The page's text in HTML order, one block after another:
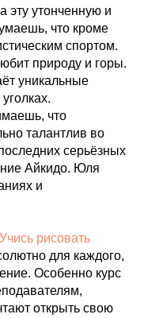
эту утонченную и
что кроме
спортом.
природу и горы.
уникальные
что
талантлив во
серьёзных
Айкидо. Юля
и
рисовать
для каждого,
Особенно курс
открыть свою